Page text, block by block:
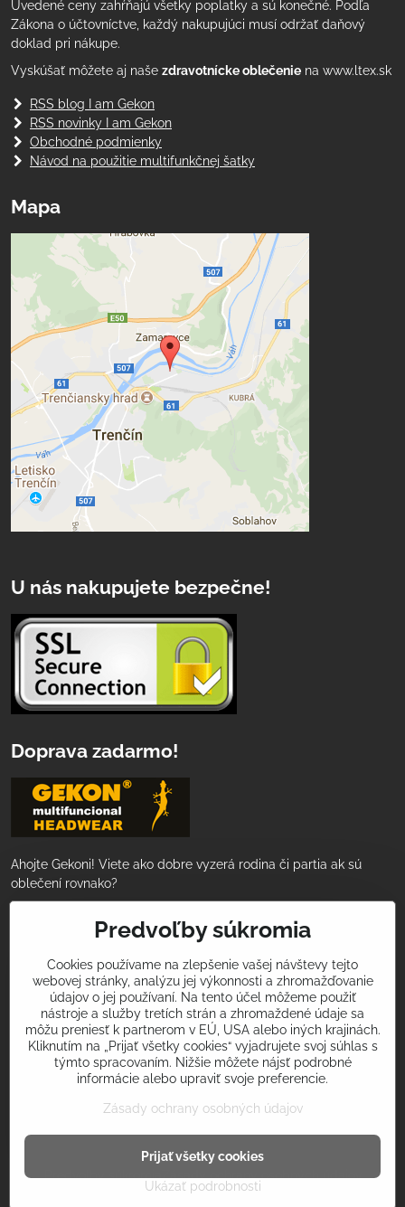
Uvedené ceny zahŕňajú všetky poplatky a sú konečné. Podľa
Zákona o účtovníctve, každý nakupujúci musí održať daňový
doklad pri nákupe.
Vyskúšať môžete aj naše zdravotnícke oblečenie na www.ltex.sk
RSS blog I am Gekon
RSS novinky I am Gekon
Obchodné podmienky
Návod na použitie multifunkčnej šatky
Mapa
U nás nakupujete bezpečne!
Doprava zadarmo!
Ahojte Gekoni! Viete ako dobre vyzerá rodina či partia ak sú
oblečení rovnako?
Nakúpte za 50€ a tovar Vám doručíme
ZADARMO!
Podeľte sa s nami o Vaše športové zážitky
a úspechy!
Použite v príspevkoch na sociálnych sietiach hashtagy
#iamgekonalebo#multifunkcnasatkaa my Vás príjemne
prekvapíme! Tvorme spolu svet nadšenia pre šport v krásnom
©2026Copyright
Predvoľby súkromiaZásady ochrany osobných údajov
Vytvorené pomocou:BiznisWeb.sk
Predvoľby súkromia
Cookies používame na zlepšenie vašej návštevy tejto
webovej stránky, analýzu jej výkonnosti a zhromažďovanie
údajov o jej používaní. Na tento účel môžeme použiť
nástroje a služby tretích strán a zhromaždené údaje sa
môžu preniesť k partnerom v EÚ, USA alebo iných krajinách.
Kliknutím na „Prijať všetky cookies“ vyjadrujete svoj súhlas s
týmto spracovaním. Nižšie môžete nájsť podrobné
informácie alebo upraviť svoje preferencie.
Zásady ochrany osobných údajov
Ukázať podrobnosti
Prijať všetky cookies